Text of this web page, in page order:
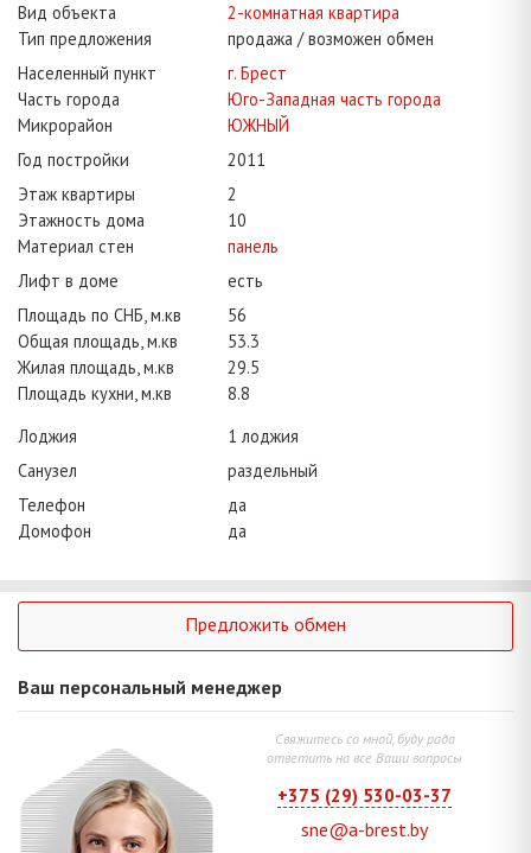
Вид объекта
2-комнатная квартира
Тип предложения
продажа / возможен обмен
Населенный пункт
г. Брест
Часть города
Юго-Западная часть города
Микрорайон
ЮЖНЫЙ
Год постройки
2011
Этаж квартиры
2
Этажность дома
10
Материал стен
панель
Лифт в доме
есть
Площадь по СНБ, м.кв
56
Общая площадь, м.кв
53.3
Жилая площадь, м.кв
29.5
Площадь кухни, м.кв
8.8
Лоджия
1 лоджия
Санузел
раздельный
Телефон
да
Домофон
да
Предложить обмен
Ваш персональный менеджер
Свяжитесь со мной, буду рада
ответить на все Ваши вопросы
+375 (29) 530-03-37
sne@a-brest.by